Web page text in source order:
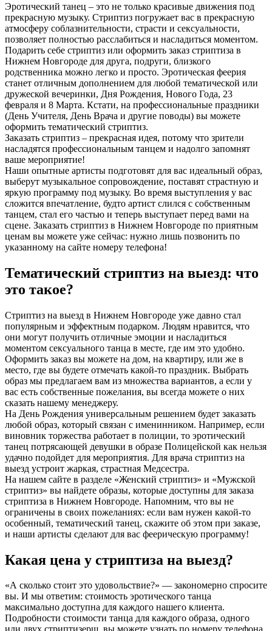
Эротический танец – это не только красивые движения под
прекрасную музыку. Стриптиз погружает вас в прекрасную
атмосферу соблазнительности, страсти и сексуальности,
позволяет полностью расслабиться и насладиться моментом.
Подарить себе стриптиз или оформить заказ стриптиза в
Нижнем Новгороде для друга, подруги, близкого
родственника можно легко и просто. Эротическая феерия
станет отличным дополнением для любой тематической или
дружеской вечеринки, Дня Рождения, Нового Года, 23
февраля и 8 Марта. Кстати, на профессиональные праздники
(День Учителя, День Врача и другие поводы) вы можете
оформить тематический стриптиз.
Заказать стриптиз – прекрасная идея, потому что зрители
насладятся профессиональным танцем и надолго запомнят
ваше мероприятие!
Наши опытные артисты подготовят для вас идеальный образ,
выберут музыкальное сопровождение, поставят страстную и
яркую программу под музыку. Во время выступления у вас
сложится впечатление, будто артист слился с собственным
танцем, стал его частью и теперь выступает перед вами на
сцене. Заказать стриптиз в Нижнем Новгороде по приятным
ценам вы можете уже сейчас: нужно лишь позвонить по
указанному на сайте номеру телефона!
Тематический стриптиз на выезд: что
это такое?
Стриптиз на выезд в Нижнем Новгороде уже давно стал
популярным и эффектным подарком. Людям нравится, что
они могут получить отличные эмоции и насладиться
моментом сексуального танца в месте, где им это удобно.
Оформить заказ вы можете на дом, на квартиру, или же в
место, где вы будете отмечать какой-то праздник. Выбрать
образ мы предлагаем вам из множества вариантов, а если у
вас есть собственные пожелания, вы всегда можете о них
сказать нашему менеджеру.
На День Рождения универсальным решением будет заказать
любой образ, который связан с именинником. Например, если
виновник торжества работает в полиции, то эротический
танец потрясающей девушки в образе Полицейской как нельзя
удачно подойдет для мероприятия. Для врача стриптиз на
выезд устроит жаркая, страстная Медсестра.
На нашем сайте в разделе «Женский стриптиз» и «Мужской
стриптиз» вы найдете образы, которые доступны для заказа
стриптиза в Нижнем Новгороде. Напомним, что вы не
ограничены в своих пожеланиях: если вам нужен какой-то
особенный, тематический танец, скажите об этом при заказе,
и наши артисты сделают для вас феерическую программу!
Какая цена у стриптиза на выезд?
«А сколько стоит это удовольствие?» — закономерно спросите
вы. И мы ответим: стоимость эротического танца
максимально доступна для каждого нашего клиента.
Подробности стоимости танца для каждого образа, одного